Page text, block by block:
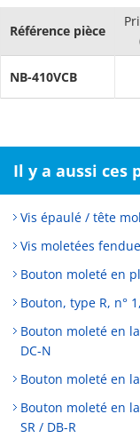
[Hardness]
NBR washer (RW)
[Hardness] 70°
Référence pièce
NB-410VCB
Il y a aussi ces
Vis épaulé / tête
Vis moletées
Bouton moleté en
Bouton, type R, n°
Bouton moleté en
DC-N
Bouton moleté en
Bouton moleté en
SR / DB-R